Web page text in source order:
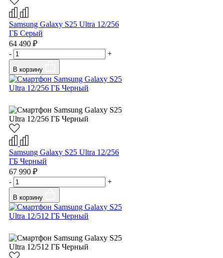
Samsung Galaxy S25 Ultra 12/256
ГБ Серый
64 490 ₽
-
+
В корзину
Samsung Galaxy S25 Ultra 12/256
ГБ Черный
67 990 ₽
-
+
В корзину